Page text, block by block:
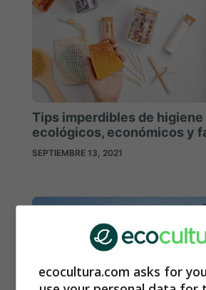
Tips imperdibles de higiene
ecológicos, económicos y
SEPTIEMBRE 13, 2021
ecocultura.com asks for